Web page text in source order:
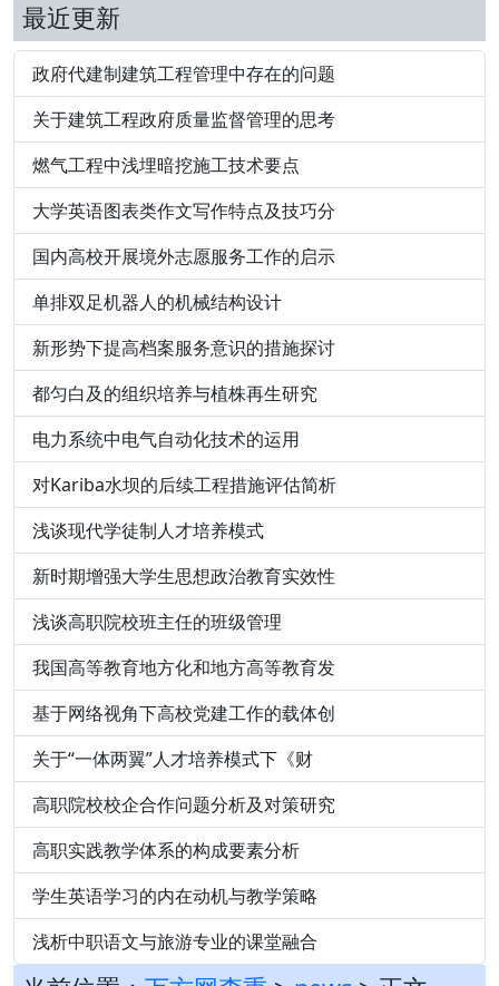
最近更新
政府代建制建筑工程管理中存在的问题
关于建筑工程政府质量监督管理的思考
燃气工程中浅埋暗挖施工技术要点
大学英语图表类作文写作特点及技巧分
国内高校开展境外志愿服务工作的启示
单排双足机器人的机械结构设计
新形势下提高档案服务意识的措施探讨
都匀白及的组织培养与植株再生研究
电力系统中电气自动化技术的运用
对Kariba水坝的后续工程措施评估简析
浅谈现代学徒制人才培养模式
新时期增强大学生思想政治教育实效性
浅谈高职院校班主任的班级管理
我国高等教育地方化和地方高等教育发
基于网络视角下高校党建工作的载体创
关于“一体两翼”人才培养模式下《财
高职院校校企合作问题分析及对策研究
高职实践教学体系的构成要素分析
学生英语学习的内在动机与教学策略
浅析中职语文与旅游专业的课堂融合